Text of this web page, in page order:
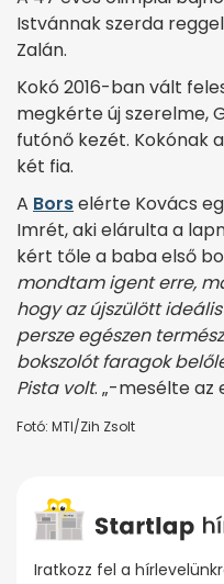
Istvánnak szerda
Zalán.
Kokó 2016-ban vált
megkérte új szerelme,
futónő kezét. Kokónak
két fia.
A Borselérte Kovács
Imrét, aki elárulta a
kért tőle a baba első
mondtam igent erre,
hogy az újszülött ideális
persze egészen
bokszolót faragok
Pista volt. „-mesélte az
Fotó: MTI/Zih Zsolt
Iratkozz fel a